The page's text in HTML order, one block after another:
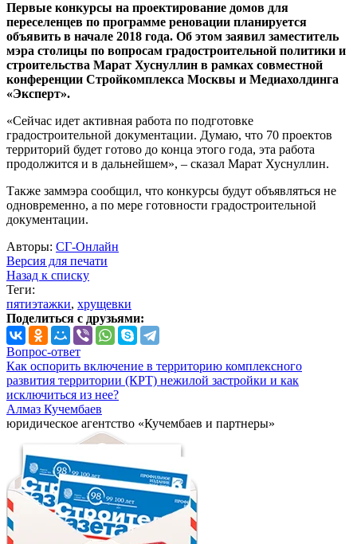
Первые конкурсы на проектирование домов для
переселенцев по программе реновации планируется
объявить в начале 2018 года. Об этом заявил заместитель
мэра столицы по вопросам градостроительной политики и
строительства Марат Хуснуллин в рамках совместной
конференции Стройкомплекса Москвы и Медиахолдинга
«Эксперт».
«Сейчас идет активная работа по подготовке
градостроительной документации. Думаю, что 70 проектов
территорий будет готово до конца этого года, эта работа
продолжится и в дальнейшем», – сказал Марат Хуснуллин.
Также заммэра сообщил, что конкурсы будут объявляться не
одновременно, а по мере готовности градостроительной
документации.
Авторы: СГ-Онлайн
Версия для печати
Назад к списку
Теги:
пятиэтажки, хрущевки
Поделиться с друзьями:
Вопрос-ответ
Как оспорить включение в территорию комплексного
развития территории (КРТ) нежилой застройки и как
исключиться из нее?
Алмаз Кучембаев
юридическое агентство «Кучембаев и партнеры»